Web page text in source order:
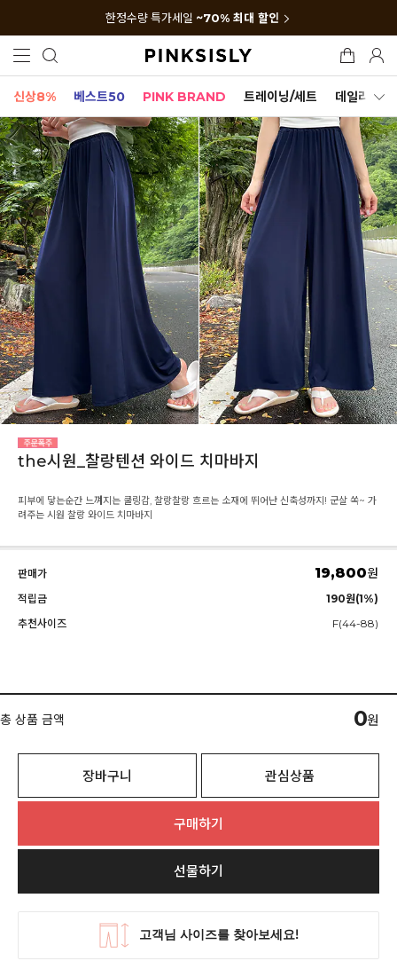
한정수량 특가세일 ~70% 최대 할인
신상8% 베스트50 PINK BRAND 트레이닝/세트 데일리세트
the시원_찰랑텐션 와이드 치마바지
피부에 닿는순간 느껴지는 쿨링감, 찰랑찰랑 흐르는 소재에 뛰어난 신축성까지! 군살 쏙~ 가
려주는 시원 찰랑 와이드 치마바지
판매가 19,800원
적립금
190원(1%)
추천사이즈
F(44-88)
총 상품 금액 0원
장바구니 관심상품
구매하기
선물하기